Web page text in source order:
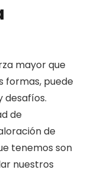
mayor que
formas, puede
desafíos.
de
de
tenemos son
nuestros